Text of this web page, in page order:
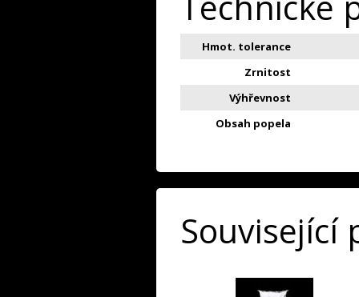
Hmot. tolerance
Zrnitost
Výhřevnost
Obsah popela
Související